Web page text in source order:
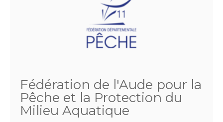
Fédération de l'Aude pour la
Pêche et la Protection du
Milieu Aquatique